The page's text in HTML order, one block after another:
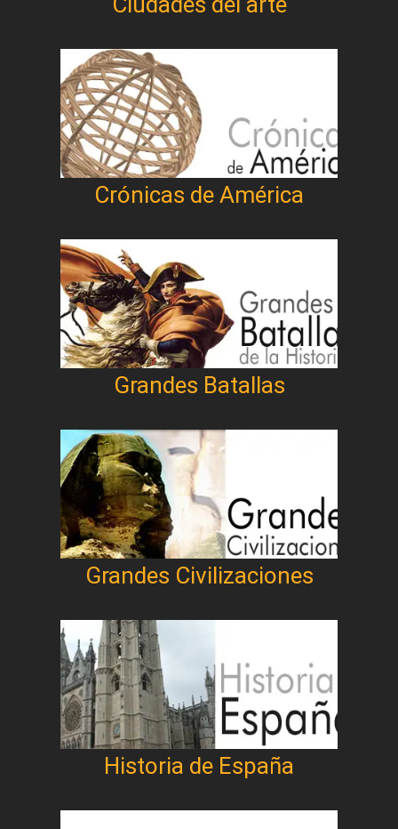
Crónicas de América
Grandes Batallas
Grandes Civilizaciones
Historia de España